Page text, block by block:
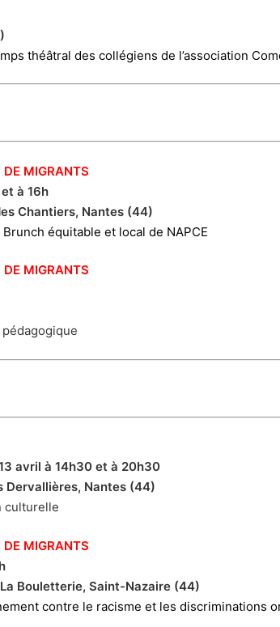
théâtral des collégiens de l’association
DE MIGRANTS
à 16h
Chantiers, Nantes (44)
Brunch équitable et local de NAPCE
DE MIGRANTS
avril à 14h30 et à 20h30
Dervallières, Nantes (44)
culturelle
DE MIGRANTS
Bouletterie, Saint-Nazaire (44)
contre le racisme et les discriminations